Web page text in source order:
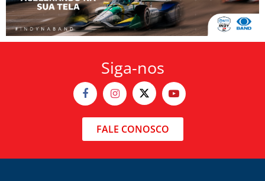
Siga-nos
FALE CONOSCO